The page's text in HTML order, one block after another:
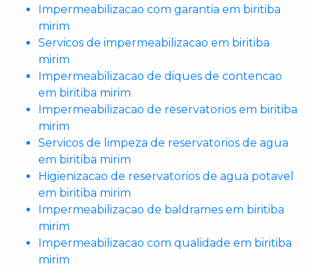
Impermeabilizacao com garantia em biritiba
mirim
Servicos de impermeabilizacao em biritiba
mirim
Impermeabilizacao de diques de contencao
em biritiba mirim
Impermeabilizacao de reservatorios em biritiba
mirim
Servicos de limpeza de reservatorios de agua
em biritiba mirim
Higienizacao de reservatorios de agua potavel
em biritiba mirim
Impermeabilizacao de baldrames em biritiba
mirim
Impermeabilizacao com qualidade em biritiba
mirim